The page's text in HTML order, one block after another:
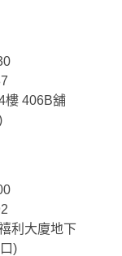
樓 406B舖
利大廈地下
)